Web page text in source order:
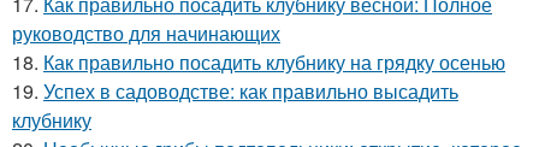
руководство для начинающих
18. Как правильно посадить клубнику на грядку осенью
19. Успех в садоводстве: как правильно высадить
клубнику